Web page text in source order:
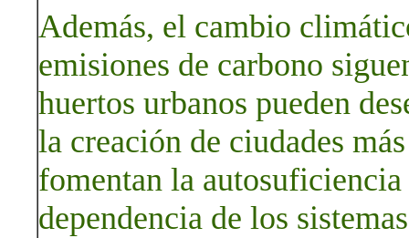
Además, el cambio
emisiones de carbono
huertos urbanos pueden
la creación de ciudades
fomentan la
dependencia de los